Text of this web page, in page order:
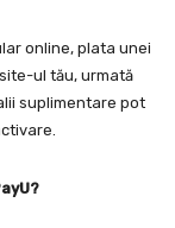
online, plata unei
ul tău, urmată
suplimentare pot